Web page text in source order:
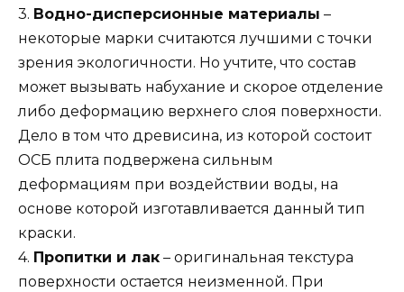
3. Водно-дисперсионные материалы –
некоторые марки считаются лучшими с точки
зрения экологичности. Но учтите, что состав
может вызывать набухание и скорое отделение
либо деформацию верхнего слоя поверхности.
Дело в том что древисина, из которой состоит
ОСБ плита подвержена сильным
деформациям при воздействии воды, на
основе которой изготавливается данный тип
краски.
4. Пропитки и лак – оригинальная текстура
поверхности остается неизменной. При